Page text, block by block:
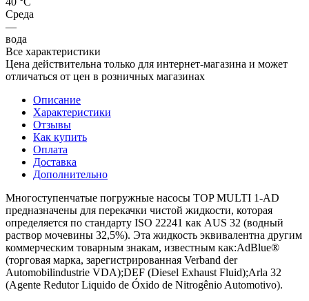
Среда
—
вода
Все характеристики
Цена действительна только для интернет-магазина и может
отличаться от цен в розничных магазинах
Описание
Характеристики
Отзывы
Как купить
Оплата
Доставка
Дополнительно
Многоступенчатые погружные насосы TOP MULTI 1-AD
предназначены для перекачки чистой жидкости, которая
определяется по стандарту ISO 22241 как AUS 32 (водный
раствор мочевины 32,5%). Эта жидкость эквивалентна другим
коммерческим товарным знакам, известным как:AdBlue®
(торговая марка, зарегистрированная Verband der
Automobilindustrie VDA);DEF (Diesel Exhaust Fluid);Arla 32
(Agente Redutor Liquido de Óxido de Nitrogênio Automotivo).